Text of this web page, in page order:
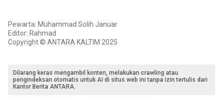
Pewarta: Muhammad Solih Januar
Editor: Rahmad
Copyright © ANTARA KALTIM 2025
Dilarang keras mengambil konten, melakukan crawling atau
pengindeksan otomatis untuk AI di situs web ini tanpa izin tertulis dari
Kantor Berita ANTARA.